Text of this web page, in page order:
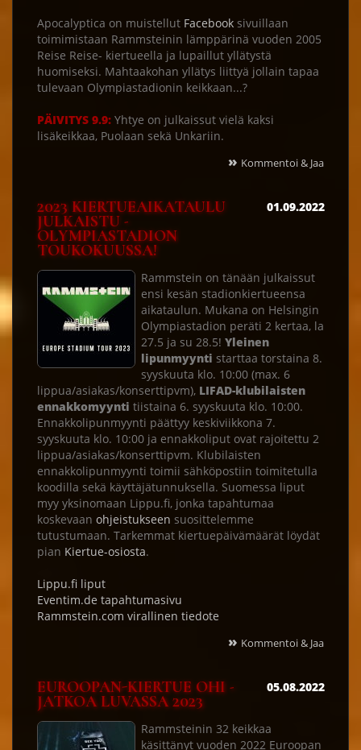
Apocalyptica on muistellut Facebook sivuillaan
toimimistaan Rammsteinin lämppärinä vuoden 2005
Reise Reise- kiertueella ja lupaillut yllätystä
huomiseksi. Mahtaakohan yllätys liittyä jollain tapaa
tulevaan Olympiastadionin keikkaan...?
PÄIVITYS 9.9: Yhtye on julkaissut vielä kaksi
lisäkeikkaa, Puolaan sekä Unkariin.
» Kommentoi & Jaa
2023 KIERTUEAIKATAULU
JULKAISTU -
OLYMPIASTADION
TOUKOKUUSSA!
01.09.2022
Rammstein on tänään julkaissut
ensi kesän stadionkiertueensa
aikataulun. Mukana on Helsingin
Olympiastadion peräti 2 kertaa, la
27.5 ja su 28.5! Yleinen
lipunmyynti starttaa torstaina 8.
syyskuuta klo. 10:00 (max. 6
lippua/asiakas/konserttipvm), LIFAD-klubilaisten
ennakkomyynti tiistaina 6. syyskuuta klo. 10:00.
Ennakkolipunmyynti päättyy keskiviikkona 7.
syyskuuta klo. 10:00 ja ennakkoliput ovat rajoitettu 2
lippua/asiakas/konserttipvm. Klubilaisten
ennakkolipunmyynti toimii sähköpostiin toimitetulla
koodilla sekä käyttäjätunnuksella. Suomessa liput
myy yksinomaan Lippu.fi, jonka tapahtumaa
koskevaan ohjeistukseen suosittelemme
tutustumaan. Tarkemmat kiertuepäivämäärät löydät
pian Kiertue-osiosta.
Lippu.fi liput
Eventim.de tapahtumasivu
Rammstein.com virallinen tiedote
» Kommentoi & Jaa
EUROOPAN-KIERTUE OHI -
JATKOA LUVASSA 2023
05.08.2022
Rammsteinin 32 keikkaa
käsittänyt vuoden 2022 Euroopan